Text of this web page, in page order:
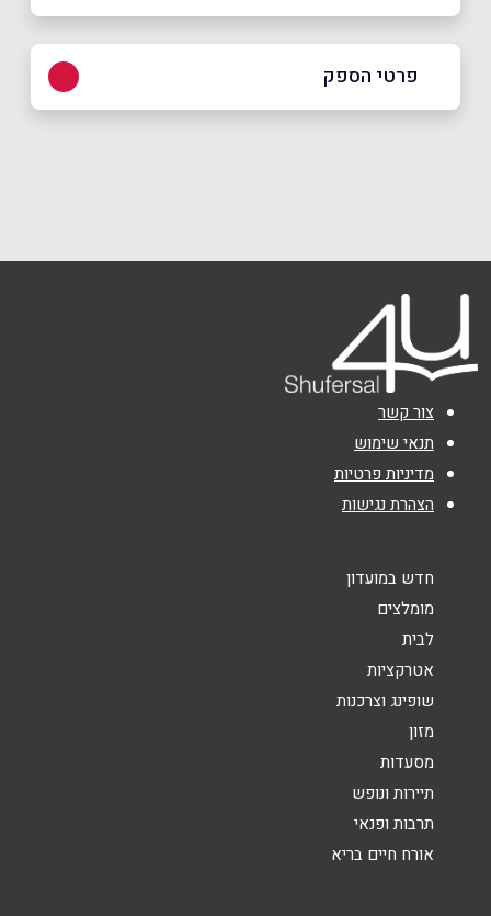
פרטי הספק
שם מלא
טלפון*
אימייל*
נושא*
הודעה*
צור קשר
תנאי שימוש
מדיניות פרטיות
הצהרת נגישות
חדש במועדון
מומלצים
לבית
אטרקציות
שופינג וצרכנות
מזון
מסעדות
תיירות ונופש
תרבות ופנאי
אורח חיים בריא